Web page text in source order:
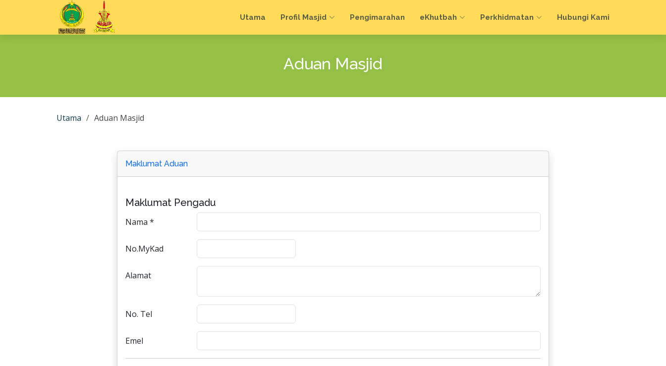
Utama Profil Masjid Pengimarahan eKhutbah Perkhidmatan Hubungi Kami
Aduan Masjid
Utama Aduan Masjid
Maklumat Aduan
Maklumat Pengadu
Nama *
No.MyKad
Alamat
No. Tel
Emel